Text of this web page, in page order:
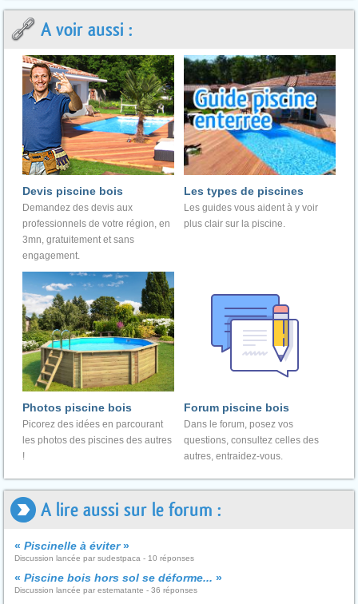
A voir aussi :
Devis piscine bois
Demandez des devis aux
professionnels de votre région, en
3mn, gratuitement et sans
engagement.
Les types de piscines
Les guides vous aident à y voir
plus clair sur la piscine.
Photos piscine bois
Picorez des idées en parcourant
les photos des piscines des autres
!
Forum piscine bois
Dans le forum, posez vos
questions, consultez celles des
autres, entraidez-vous.
A lire aussi sur le forum :
« Piscinelle à éviter»
Discussion lancée par sudestpaca - 10 réponses
« Piscine bois hors sol se déforme... »
Discussion lancée par estematante - 36 réponses